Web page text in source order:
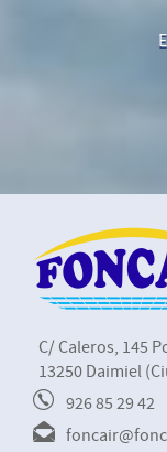
C/ Caleros, 145
13250 Daimiel
926 85 29 42